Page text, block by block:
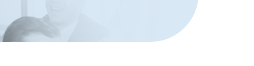
Teen Screen
לפרטים